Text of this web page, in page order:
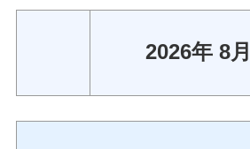
2026年 8月